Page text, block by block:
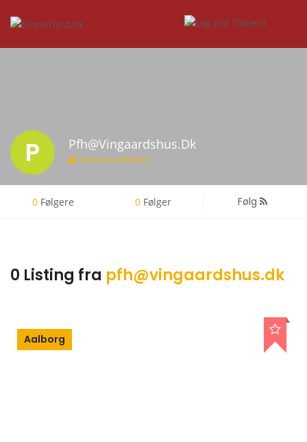
P Pfh@vingaardshus.dk
Dinnerlust Medlem
0 Følgere 0 Følger Følg
0 Listing fra pfh@vingaardshus.dk
Aalborg